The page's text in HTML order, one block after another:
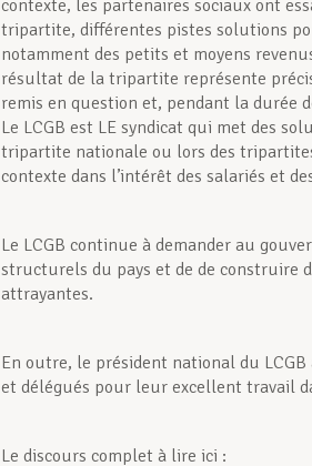
contexte, les partenaires sociaux ont
tripartite, différentes pistes solutions
notamment des petits et moyens
résultat de la tripartite représente
remis en question et, pendant la durée
Le LCGB est LE syndicat qui met des
tripartite nationale ou lors des tripartites
contexte dans l’intérêt des salariés et
Le LCGB continue à demander au
structurels du pays et de de construire
attrayantes.
En outre, le président national du
et délégués pour leur excellent travail
Le discours complet à lire ici :